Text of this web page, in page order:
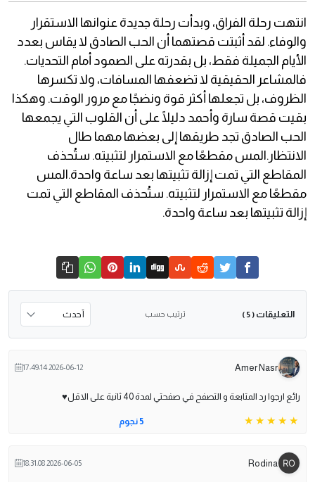
انتهت رحلة الفراق، وبدأت رحلة جديدة عنوانها الاستقرار
والوفاء. لقد أثبتت قصتهما أن الحب الصادق لا يقاس بعدد
الأيام الجميلة فقط، بل بقدرته على الصمود أمام التحديات.
فالمشاعر الحقيقية لا تضعفها المسافات، ولا تكسرها
الظروف، بل تجعلها أكثر قوة ونضجًا مع مرور الوقت. وهكذا
بقيت قصة سارة وأحمد دليلًا على أن القلوب التي يجمعها
الحب الصادق تجد طريقها إلى بعضها مهما طال
الانتظار.المس مقطعًا مع الاستمرار لتثبيته. ستُحذف
المقاطع التي تمت إزالة تثبيتها بعد ساعة واحدة.المس
مقطعًا مع الاستمرار لتثبيته. ستُحذف المقاطع التي تمت
إزالة تثبيتها بعد ساعة واحدة.
التعليقات ( 5 ) ترتيب حسب
Amer Nasr
2026-06-12 17:49:14
رائع ارجوا رد المتابعة و التصفح في صفحتي لمدة 40 ثانية على الاقل♥️
5 نجوم
Rodina
2026-06-05 18:31:08